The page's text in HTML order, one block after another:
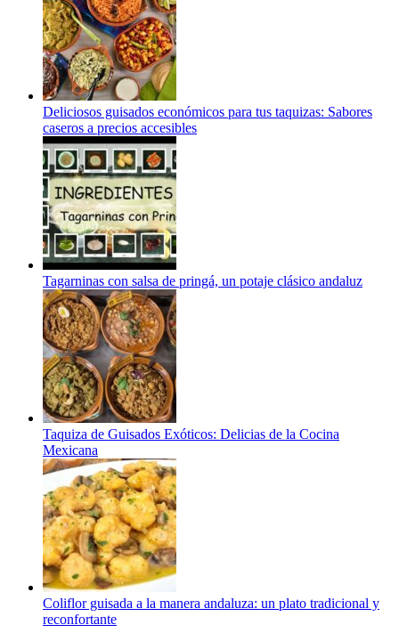
Deliciosos guisados económicos para tus taquizas: Sabores
caseros a precios accesibles
Tagarninas con salsa de pringá, un potaje clásico andaluz
Taquiza de Guisados Exóticos: Delicias de la Cocina
Mexicana
Coliflor guisada a la manera andaluza: un plato tradicional y
reconfortante